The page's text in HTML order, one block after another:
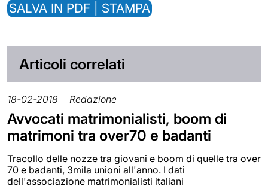
SALVA IN PDF | STAMPA
Articoli correlati
18-02-2018 Redazione
Avvocati matrimonialisti, boom di
matrimoni tra over70 e badanti
Tracollo delle nozze tra giovani e boom di quelle tra over
70 e badanti, 3mila unioni all'anno. I dati
dell'associazione matrimonialisti italiani